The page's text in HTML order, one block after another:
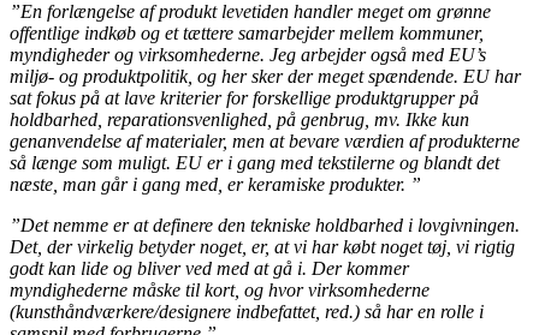
”En forlængelse af produkt levetiden handler meget om grønne
offentlige indkøb og et tættere samarbejder mellem kommuner,
myndigheder og virksomhederne. Jeg arbejder også med EU’s
miljø- og produktpolitik, og her sker der meget spændende. EU har
sat fokus på at lave kriterier for forskellige produktgrupper på
holdbarhed, reparationsvenlighed, på genbrug, mv. Ikke kun
genanvendelse af materialer, men at bevare værdien af produkterne
så længe som muligt. EU er i gang med tekstilerne og blandt det
næste, man går i gang med, er keramiske produkter. ”
”Det nemme er at definere den tekniske holdbarhed i lovgivningen.
Det, der virkelig betyder noget, er, at vi har købt noget tøj, vi rigtig
godt kan lide og bliver ved med at gå i. Der kommer
myndighederne måske til kort, og hvor virksomhederne
(kunsthåndværkere/designere indbefattet, red.) så har en rolle i